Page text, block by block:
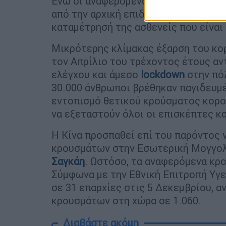
από την αρχική επιδημία, η χώρα δεν
καταμέτρησή της ασθενείς που
Μικρότερης κλίμακας έξαρση του
τον Απρίλιο του τρέχοντος έτους
ελέγχου και άμεσο lockdown στην
30.000 άνθρωποι βρέθηκαν
εντοπισμό θετικού κρούσματος
να εξεταστούν όλοι οι επισκέπτες
Η Κίνα προσπαθεί επί του
κρουσμάτων στην Εσωτερική
Σαγκάη. Ωστόσο, τα αναφερόμενα
Σύμφωνα με την Εθνική Επιτροπή
σε 31 επαρχίες στις 5 Δεκεμβρίου,
κρουσμάτων στη χώρα σε 1.060.
Διαβάστε ακόμη